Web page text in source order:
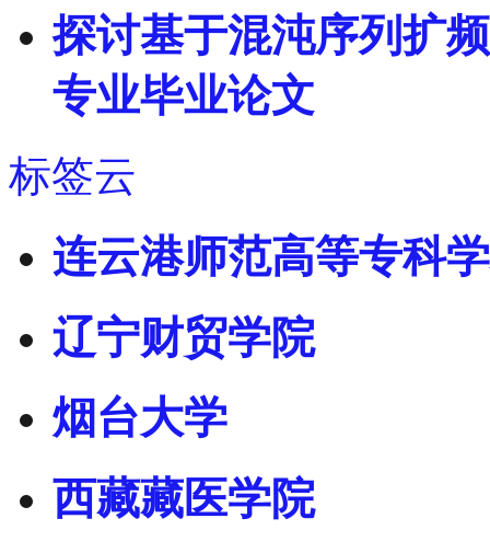
探讨基于混沌序列扩
专业毕业论文
标签云
连云港师范高等专科
辽宁财贸学院
烟台大学
西藏藏医学院